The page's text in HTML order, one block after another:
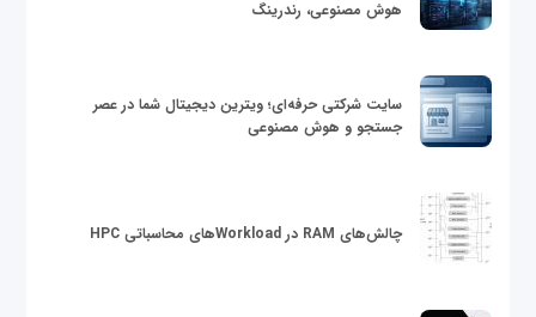
هوش مصنوعی، رندرینگ
سایت شرکتی حرفه‌ای؛ ویترین دیجیتال شما در عصر
جستجو و هوش مصنوعی
چالش‌های RAM در Workloadهای محاسباتی HPC